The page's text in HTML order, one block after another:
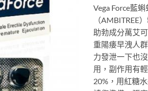
Vega Force藍
（AMBITREE
助勃成分萬艾
重陽痿早洩人
力發泄一下也
用，副作用有
20%，用紅糖